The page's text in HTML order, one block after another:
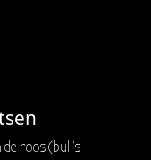
de roos (bull's